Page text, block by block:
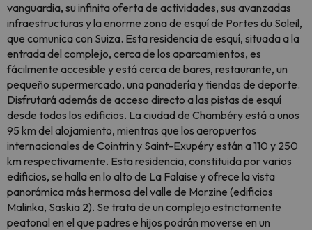
vanguardia, su infinita oferta de actividades, sus avanzadas
infraestructuras y la enorme zona de esquí de Portes du Soleil,
que comunica con Suiza. Esta residencia de esquí, situada a la
entrada del complejo, cerca de los aparcamientos, es
fácilmente accesible y está cerca de bares, restaurante, un
pequeño supermercado, una panadería y tiendas de deporte.
Disfrutará además de acceso directo a las pistas de esquí
desde todos los edificios. La ciudad de Chambéry está a unos
95 km del alojamiento, mientras que los aeropuertos
internacionales de Cointrin y Saint-Exupéry están a 110 y 250
km respectivamente. Esta residencia, constituida por varios
edificios, se halla en lo alto de La Falaise y ofrece la vista
panorámica más hermosa del valle de Morzine (edificios
Malinka, Saskia 2). Se trata de un complejo estrictamente
peatonal en el que padres e hijos podrán moverse en un